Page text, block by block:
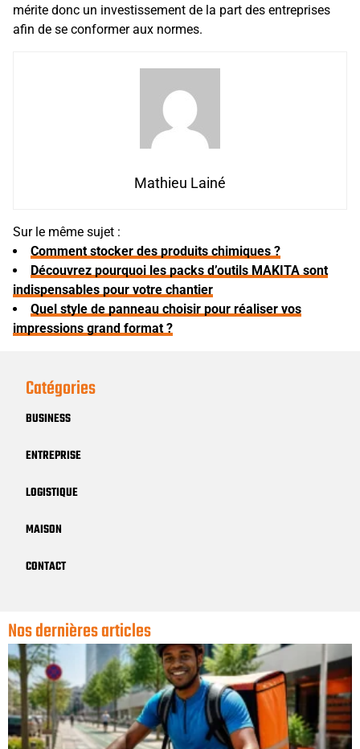
mérite donc un investissement de la part des entreprises
afin de se conformer aux normes.
Mathieu Lainé
Sur le même sujet :
Comment stocker des produits chimiques ?
Découvrez pourquoi les packs d’outils MAKITA sont
indispensables pour votre chantier
Quel style de panneau choisir pour réaliser vos
impressions grand format ?
Catégories
BUSINESS
ENTREPRISE
LOGISTIQUE
MAISON
CONTACT
Nos dernières articles